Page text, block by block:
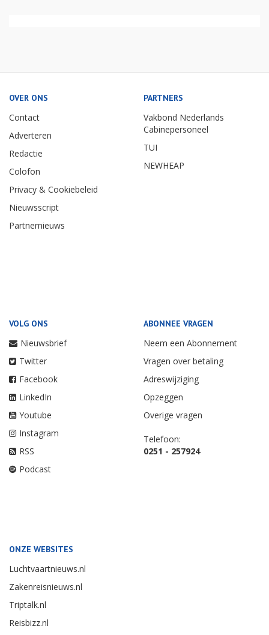
OVER ONS
Contact
Adverteren
Redactie
Colofon
Privacy & Cookiebeleid
Nieuwsscript
Partnernieuws
PARTNERS
Vakbond Nederlands
Cabinepersoneel
TUI
NEWHEAP
VOLG ONS
Nieuwsbrief
Twitter
Facebook
LinkedIn
Youtube
Instagram
RSS
Podcast
ABONNEE VRAGEN
Neem een Abonnement
Vragen over betaling
Adreswijziging
Opzeggen
Overige vragen
Telefoon:
0251 - 257924
ONZE WEBSITES
Luchtvaartnieuws.nl
Zakenreisnieuws.nl
Triptalk.nl
Reisbizz.nl